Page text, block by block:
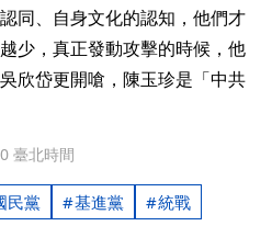
同、自身文化的認知，他們才
少，真正發動攻擊的時候，他
欣岱更開嗆，陳玉珍是「中共
臺北時間
民黨 基進黨 統戰